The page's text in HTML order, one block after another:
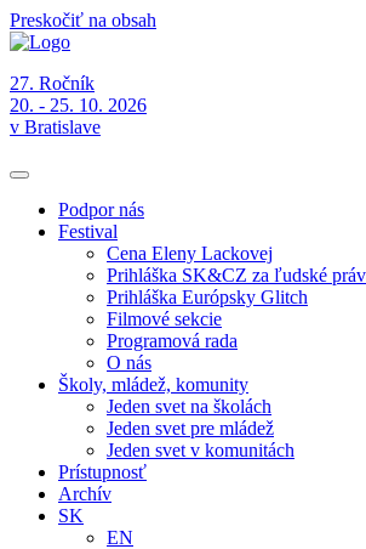
Preskočiť na obsah
27. Ročník
20. - 25. 10. 2026
v Bratislave
Podpor nás
Festival
Cena Eleny Lackovej
Prihláška SK&CZ za ľudské
Prihláška Európsky Glitch
Filmové sekcie
Programová rada
O nás
Školy, mládež, komunity
Jeden svet na školách
Jeden svet pre mládež
Jeden svet v komunitách
Prístupnosť
Archív
SK
EN